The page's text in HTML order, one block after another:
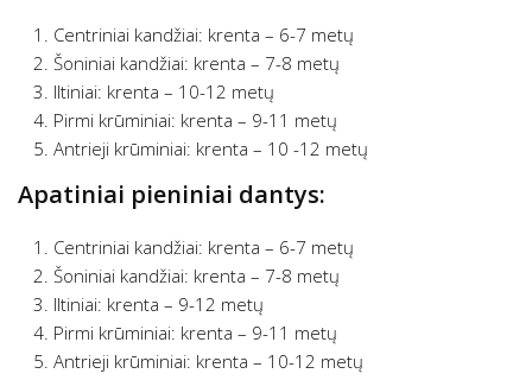
Centriniai kandžiai: krenta – 6-7 metų
Šoniniai kandžiai: krenta – 7-8 metų
Iltiniai: krenta – 10-12 metų
Pirmi krūminiai: krenta – 9-11 metų
Antrieji krūminiai: krenta – 10 -12 metų
Apatiniai pieniniai dantys:
Centriniai kandžiai: krenta – 6-7 metų
Šoniniai kandžiai: krenta – 7-8 metų
Iltiniai: krenta – 9-12 metų
Pirmi krūminiai: krenta – 9-11 metų
Antrieji krūminiai: krenta – 10-12 metų